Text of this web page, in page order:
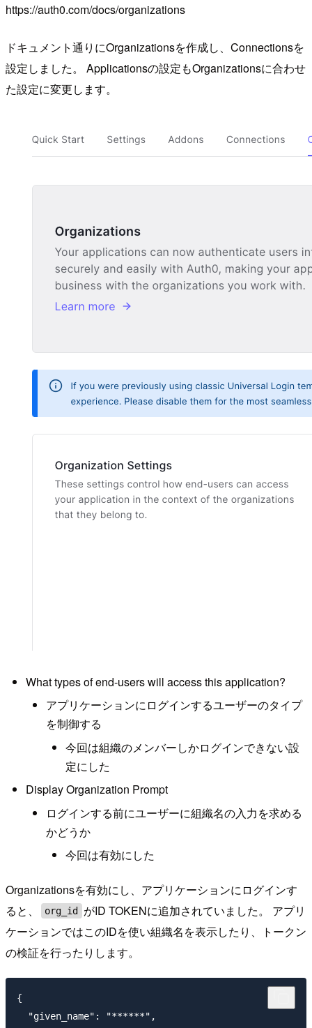
https://auth0.com/docs/organizations
ドキュメント通りにOrganizationsを作成し、Connectionsを
設定しました。 Applicationsの設定もOrganizationsに合わせ
た設定に変更します。
What types of end-users will access this application?
アプリケーションにログインするユーザーのタイプ
を制御する
今回は組織のメンバーしかログインできない設
定にした
Display Organization Prompt
ログインする前にユーザーに組織名の入力を求める
かどうか
今回は有効にした
Organizationsを有効にし、アプリケーションにログインす
ると、
org_id
がID TOKENに追加されていました。 アプリ
ケーションではこのIDを使い組織名を表示したり、トークン
の検証を行ったりします。
{
  "given_name": "******",